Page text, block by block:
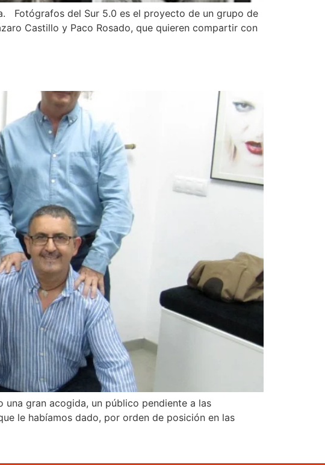
Fotógrafos del Sur 5.0 es el proyecto de un grupo de
Castillo y Paco Rosado, que quieren compartir con
una gran acogida, un público pendiente a las
le habíamos dado, por orden de posición en las